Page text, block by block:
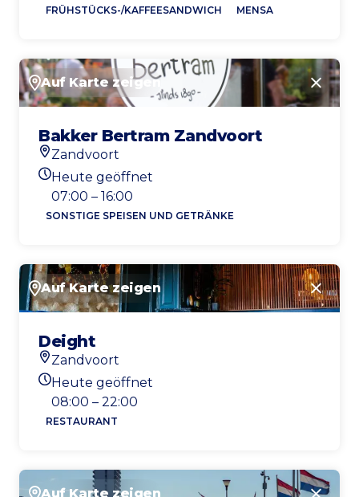
FRÜHSTÜCKS-/KAFFEESANDWICH MENSA
Auf Karte zeigen
Bakker Bertram Zandvoort
Standort
Zandvoort
Heutigen Öffnungszeiten
Heute geöffnet
07:00 – 16:00
SONSTIGE SPEISEN UND GETRÄNKE
Auf Karte zeigen
Deight
Standort
Zandvoort
Heutigen Öffnungszeiten
Heute geöffnet
08:00 – 22:00
RESTAURANT
Auf Karte zeigen